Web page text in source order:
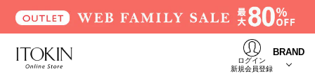
ログイン
新規会員登録
BRAND